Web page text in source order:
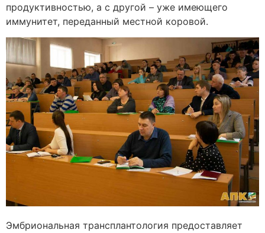
продуктивностью, а с другой – уже имеющего
иммунитет, переданный местной коровой.
Эмбриональная трансплантология предоставляет